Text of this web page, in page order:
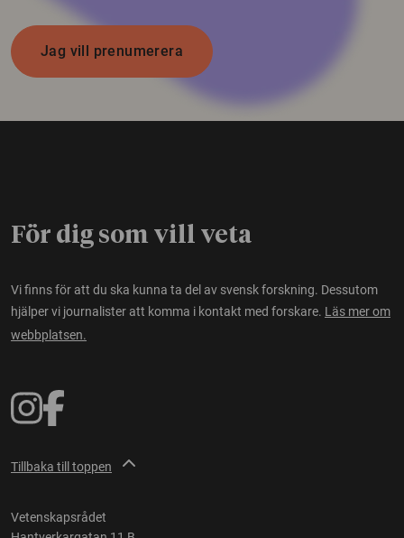
Jag vill prenumerera
För dig som vill veta
Vi finns för att du ska kunna ta del av svensk forskning. Dessutom
hjälper vi journalister att komma i kontakt med forskare. Läs mer om
webbplatsen.
Tillbaka till toppen
Vetenskapsrådet